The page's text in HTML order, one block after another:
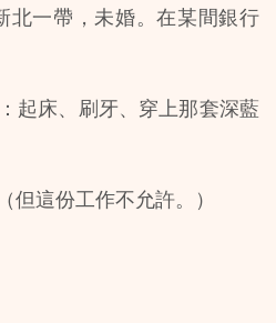
北一帶，未婚。在某間銀行
起床、刷牙、穿上那套深藍
但這份工作不允許。）